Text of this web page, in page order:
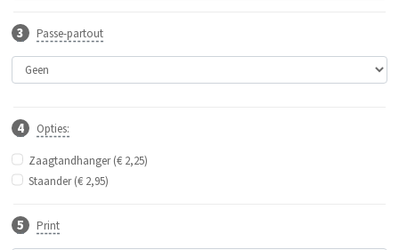
Passe-partout
Opties:
Zaagtandhanger (€ 2,25)
Staander (€ 2,95)
Print